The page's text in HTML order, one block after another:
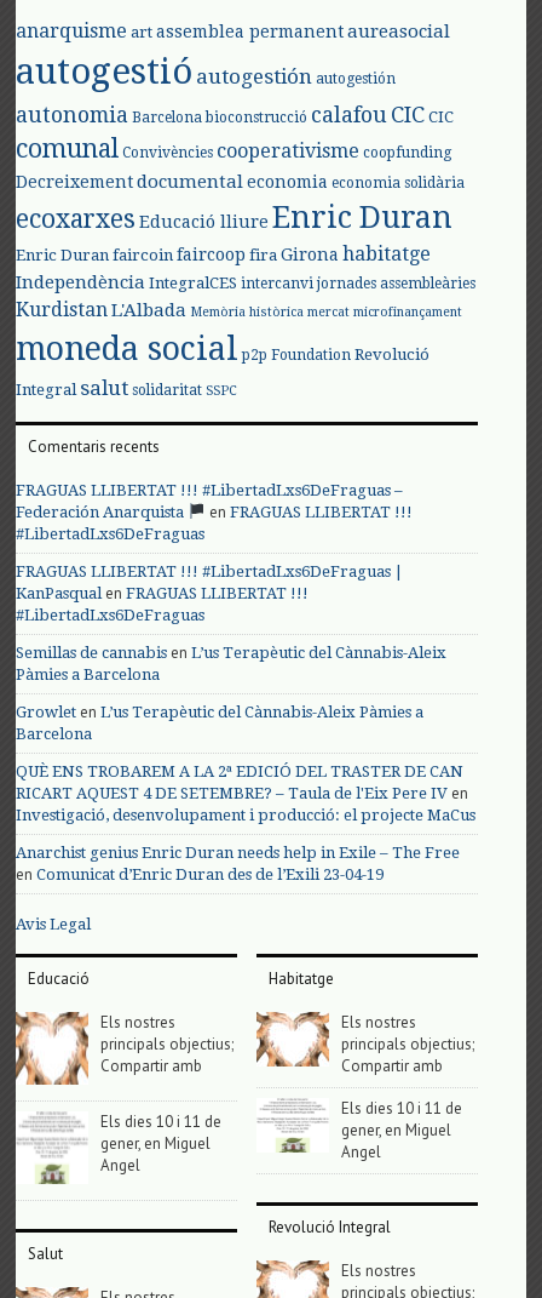
anarquisme art assemblea permanent aureasocial
autogestió autogestión autogestión
autonomia Barcelona bioconstrucció calafou CIC CIC
comunal Convivències cooperativisme coopfunding
Decreixement documental economia economia solidària
ecoxarxes Educació lliure Enric Duran
Enric Duran faircoin faircoop fira Girona habitatge
Independència IntegralCES intercanvi jornades assembleàries
Kurdistan L'Albada Memòria històrica mercat microfinançament
moneda social p2p Foundation Revolució
Integral salut solidaritat SSPC
Comentaris recents
FRAGUAS LLIBERTAT !!! #LibertadLxs6DeFraguas –
Federación Anarquista
enFRAGUAS LLIBERTAT !!!
#LibertadLxs6DeFraguas
FRAGUAS LLIBERTAT !!! #LibertadLxs6DeFraguas |
KanPasqualenFRAGUAS LLIBERTAT !!!
#LibertadLxs6DeFraguas
Semillas de cannabis enL’us Terapèutic del Cànnabis-Aleix
Pàmies a Barcelona
Growlet enL’us Terapèutic del Cànnabis-Aleix Pàmies a
Barcelona
QUÈ ENS TROBAREM A LA 2ª EDICIÓ DEL TRASTER DE CAN
RICART AQUEST 4 DE SETEMBRE? – Taula de l'Eix Pere IV en
Investigació, desenvolupament i producció: el projecte MaCus
Anarchist genius Enric Duran needs help in Exile – The Free
enComunicat d’Enric Duran des de l’Exili 23-04-19
Avis Legal
Educació
Els nostres
principals objectius;
Compartir amb
Els dies 10 i 11 de
gener, en Miguel
Angel
Salut
Habitatge
Els nostres
principals objectius;
Compartir amb
Els dies 10 i 11 de
gener, en Miguel
Angel
Revolució Integral
Els nostres
principals objectius;